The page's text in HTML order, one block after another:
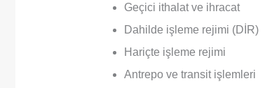
Geçici ithalat ve ihracat
Dahilde işleme rejimi (DİR)
Hariçte işleme rejimi
Antrepo ve transit işlemleri